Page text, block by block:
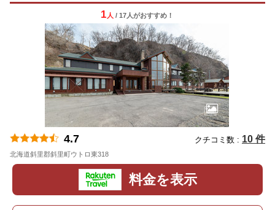
1 人 / 17人がおすすめ！
4.7 クチコミ数 : 10 件
北海道斜里郡斜里町ウトロ東318
料金を表示